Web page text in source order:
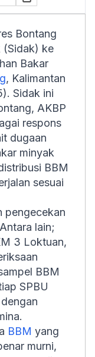
Bontang
(Sidak) ke
Bakar
, Kalimantan
Sidak ini
AKBP
respons
dugaan
minyak
BBM
sesuai
pengecekan
lain;
3 Loktuan,
BBM
SPBU
BBM yang
murni,